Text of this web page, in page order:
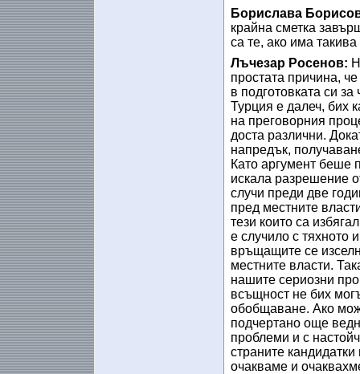
Борислава
крайна сметка
са те, ако има такива
Лъчезар Росенов:
простата причина,
в подготовката си
Турция е далеч, бих
на преговорния
доста различни.
напредък,
Като аргумент беше
искала разрешение
случи преди две
пред местните
тези които са
е случило с тяхното
връщащите се
местните власти.
нашите сериозни
всъщност не бих
обобщаване. Ако
подчертано още
проблеми и с
страните
очакваме и